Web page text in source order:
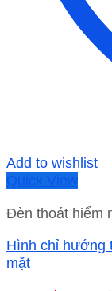
Add to wishlist
Quick View
Đèn thoát hiểm
Hình chỉ hướng
mặt